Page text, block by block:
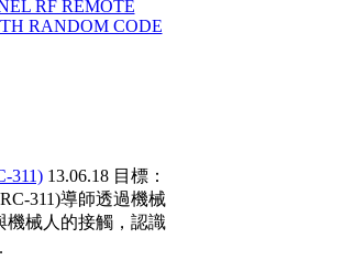
311) 13.06.18 目標：
導師透過機械
機械人的接觸，認識